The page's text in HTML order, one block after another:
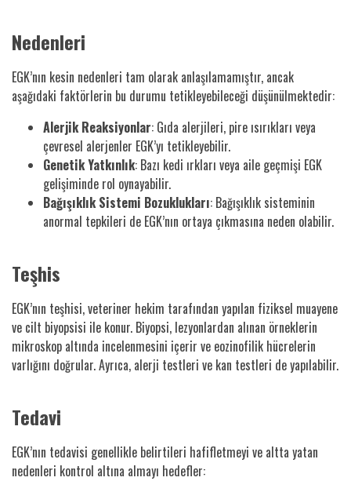
Nedenleri
EGK’nın kesin nedenleri tam olarak anlaşılamamıştır, ancak
aşağıdaki faktörlerin bu durumu tetikleyebileceği düşünülmektedir:
Alerjik Reaksiyonlar: Gıda alerjileri, pire ısırıkları veya
çevresel alerjenler EGK’yı tetikleyebilir.
Genetik Yatkınlık: Bazı kedi ırkları veya aile geçmişi EGK
gelişiminde rol oynayabilir.
Bağışıklık Sistemi Bozuklukları: Bağışıklık sisteminin
anormal tepkileri de EGK’nın ortaya çıkmasına neden olabilir.
Teşhis
EGK’nın teşhisi, veteriner hekim tarafından yapılan fiziksel muayene
ve cilt biyopsisi ile konur. Biyopsi, lezyonlardan alınan örneklerin
mikroskop altında incelenmesini içerir ve eozinofilik hücrelerin
varlığını doğrular. Ayrıca, alerji testleri ve kan testleri de yapılabilir.
Tedavi
EGK’nın tedavisi genellikle belirtileri hafifletmeyi ve altta yatan
nedenleri kontrol altına almayı hedefler: